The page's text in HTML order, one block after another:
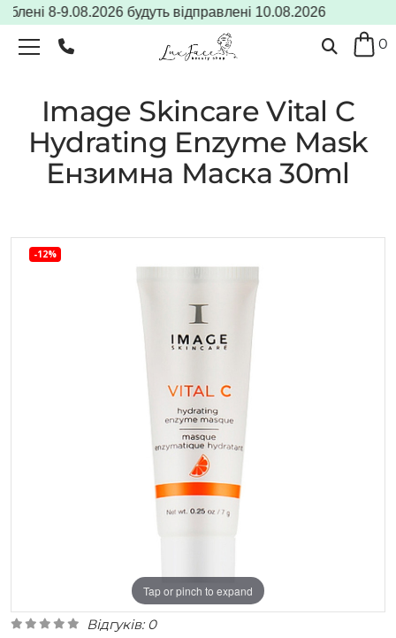
8-9.08.2026 будуть відправлені 10.08.2026
0
Image Skincare Vital C
Hydrating Enzyme Mask
Ензимна Маска 30ml
-12%
Tap or pinch to expand
Відгуків: 0